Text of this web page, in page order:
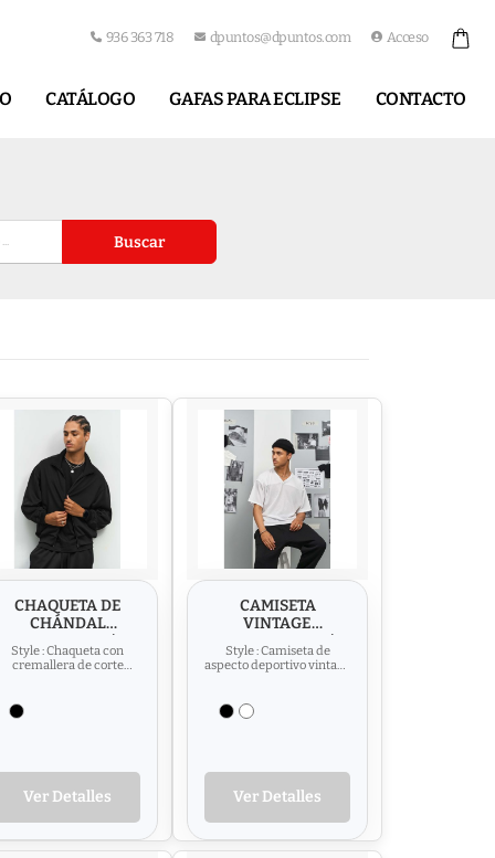
936 363 718 dpuntos@dpuntos.com Acceso
CATÁLOGO GAFAS PARA ECLIPSE CONTACTO
Buscar
CHAQUETA DE
CHÁNDAL
VINTAGE SOL'S
JUNIOR
Style : Chaqueta con
cremallera de corte
Ver Detalles
CAMISETA
VINTAGE
DEPORTIVA SOL'S
NINO
Style : Camiseta de
aspecto deportivo vintage
Ver Detalles